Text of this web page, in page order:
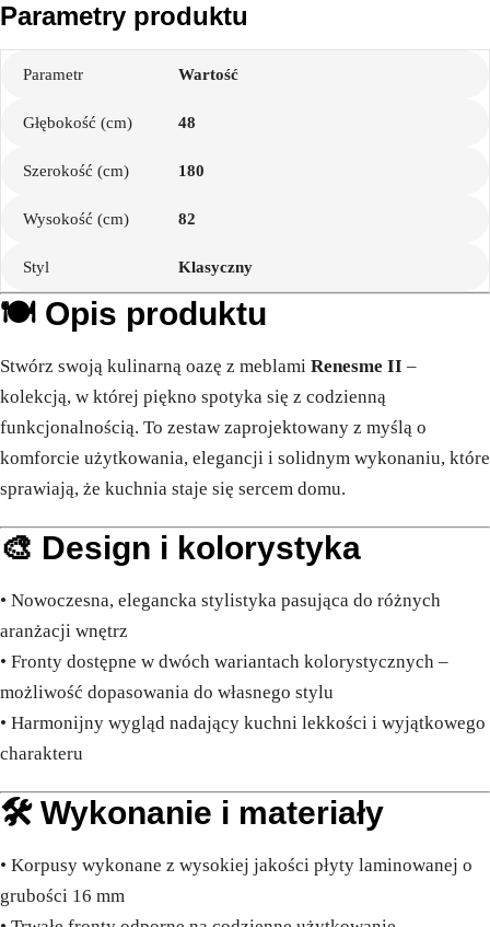
Parametry produktu
Parametr Wartość
Głębokość (cm) 48
Szerokość (cm) 180
Wysokość (cm) 82
Styl Klasyczny
🍽️ Opis produktu
Stwórz swoją kulinarną oazę z meblami Renesme II –
kolekcją, w której piękno spotyka się z codzienną
funkcjonalnością. To zestaw zaprojektowany z myślą o
komforcie użytkowania, elegancji i solidnym wykonaniu, które
sprawiają, że kuchnia staje się sercem domu.
🎨 Design i kolorystyka
• Nowoczesna, elegancka stylistyka pasująca do różnych
aranżacji wnętrz
• Fronty dostępne w dwóch wariantach kolorystycznych –
możliwość dopasowania do własnego stylu
• Harmonijny wygląd nadający kuchni lekkości i wyjątkowego
charakteru
🛠️ Wykonanie i materiały
• Korpusy wykonane z wysokiej jakości płyty laminowanej o
grubości 16 mm